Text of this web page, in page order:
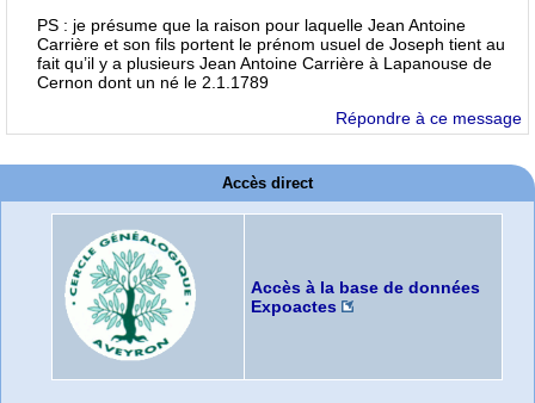
PS : je présume que la raison pour laquelle Jean Antoine
Carrière et son fils portent le prénom usuel de Joseph tient au
fait qu’il y a plusieurs Jean Antoine Carrière à Lapanouse de
Cernon dont un né le 2.1.1789
Répondre à ce message
Accès direct
Accès à la base de données
Expoactes